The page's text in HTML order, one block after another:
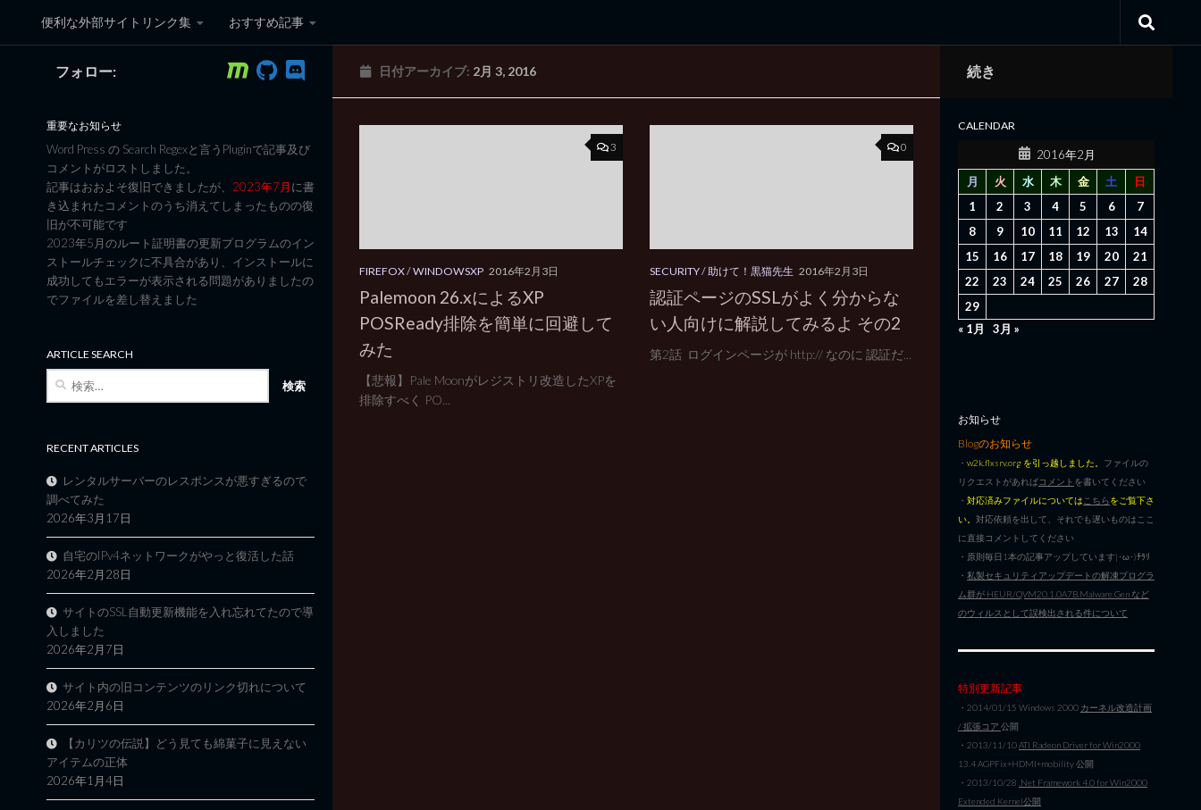
コンテンツへスキップ
便利な外部サイトリンク集 おすすめ記事
黒翼猫のコンピュータ日記 3rd Edition
日付アーカイブ: 2月 3, 2016
3
FIREFOX/WINDOWSXP 2016年2月3日
Palemoon 26.xによるXP
POSReady排除を簡単に回避して
みた
【悲報】Pale Moonがレジストリ改造したXPを
排除すべく PO...
0
SECURITY/助けて！黒猫先生 2016年2月3日
認証ページのSSLがよく分からな
い人向けに解説してみるよ その2
第2話 ログインページが http:// なのに 認証だ...
フォロー:
重要なお知らせ
Word Press の Search Regexと言うPluginで記事及び
コメントがロストしました。
記事はおおよそ復旧できましたが、 2023年7月に書
き込まれたコメントのうち消えてしまったものの復
旧が不可能です
2023年5月のルート証明書の更新プログラムのイン
ストールチェックに不具合があり、インストールに
成功してもエラーが表示される問題がありましたの
でファイルを差し替えました
ARTICLE SEARCH
RECENT ARTICLES
レンタルサーバーのレスポンスが悪すぎるので
調べてみた
2026年3月17日
自宅のIPv4ネットワークがやっと復活した話
2026年2月28日
サイトのSSL自動更新機能を入れ忘れてたので導
入しました
2026年2月7日
サイト内の旧コンテンツのリンク切れについて
2026年2月6日
【カリツの伝説】どう見ても綿菓子に見えない
アイテムの正体
2026年1月4日
続き
CALENDAR
2016年2月
月
火 水 木 金 土
日
1
2 3 4 5 6
7
8
9 10 11 12 13
14
15
16 17 18 19 20
21
22
23 24 25 26 27
28
29
« 1月
3月 »
お知らせ
Blogのお知らせ
・ w2k.flxsrv.org を引っ越しました。 ファイルの
リクエストがあればコメント を書いてください
・ 対応済みファイルについては こちらをご覧下さ
い。 対応依頼を出して、それでも遅いものはここ
に直接コメントしてください
・原則毎日1本の記事アップしています|･ω･)ﾁﾗﾘ
・ 私製セキュリティアップデートの解凍プログラ
ム群が HEUR/QVM20.1.0A7B.Malware.Gen など
のウィルスとして誤検出される件について
特別更新記事
・2014/01/15 Windows 2000 カーネル改造計画
/ 拡張コア 公開
・2013/11/10ATI Radeon Driver for Win2000
13.4 AGPFix+HDMI+mobility 公開
・2013/10/28 .Net Framework 4.0 for Win2000
Extended Kernel公開